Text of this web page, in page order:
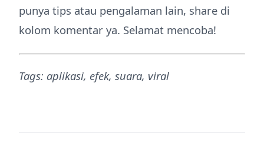
punya tips atau pengalaman lain, share di
kolom komentar ya. Selamat mencoba!
Tags: aplikasi, efek, suara, viral